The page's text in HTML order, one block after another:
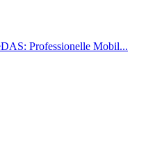
Professionelle Mobil...